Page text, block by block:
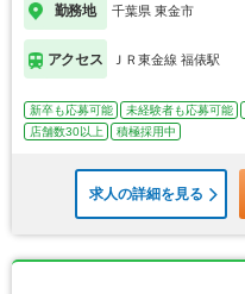
勤務地 千葉県 東金市
アクセス ＪＲ東金線 福俵駅
新卒も応募可能 未経験者も応募可能
店舗数30以上
積極採用中
求人の詳細を見る